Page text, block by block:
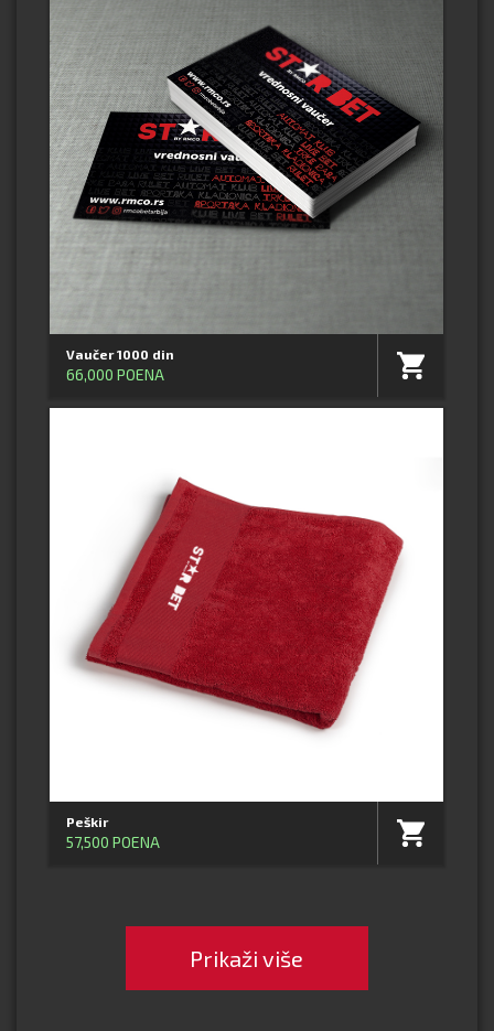
Vaučer 1000 din
66,000 POENA
Peškir
57,500 POENA
Prikaži više